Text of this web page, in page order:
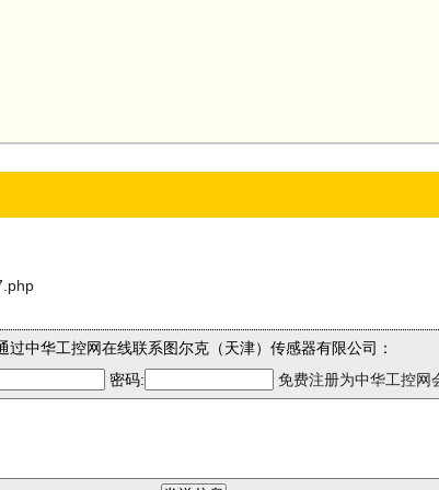
过中华工控网在线联系图尔克（天津）传感器有限公司：
密码: 免费注册为中华工控网